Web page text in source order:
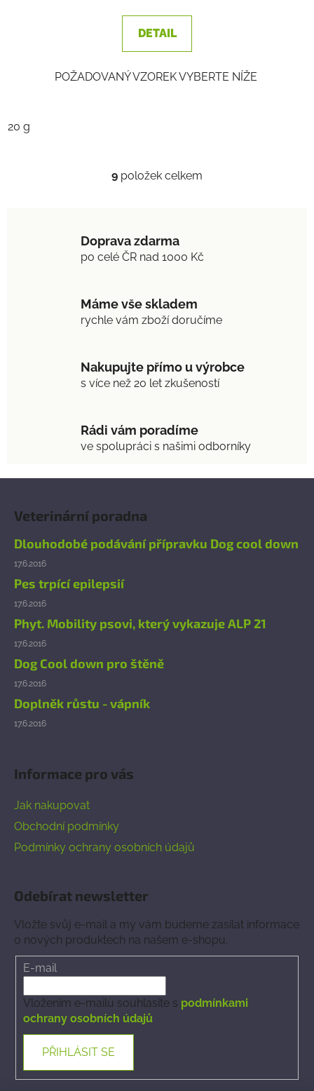
z
hvězdiček.
DETAIL
POŽADOVANÝ VZOREK VYBERTE NÍŽE
20 g
O
d
a
p
r
y
v
i
s
9 položek celkem
Doprava zdarma
po celé ČR nad 1000 Kč
Máme vše skladem
rychle vám zboží doručíme
Nakupujte přímo u výrobce
s více než 20 let zkušeností
Rádi vám poradíme
ve spolupráci s našimi odborníky
Veterinární poradna
Dlouhodobé podávání přípravku Dog cool down
17.6.2016
Pes trpící epilepsií
17.6.2016
Phyt. Mobility psovi, který vykazuje ALP 21
17.6.2016
Dog Cool down pro štěně
17.6.2016
Doplněk růstu - vápník
17.6.2016
Informace pro vás
Jak nakupovat
Obchodní podmínky
Podmínky ochrany osobních údajů
Odebírat newsletter
Vložte svůj e-mail a my vám budeme zasílat informace
o nových produktech na našem e-shopu.
E-mail
Vložením e-mailu souhlasíte s podmínkami
ochrany osobních údajů
PŘIHLÁSIT SE